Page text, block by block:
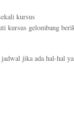
kursus
kursus gelombang
jika ada hal-hal